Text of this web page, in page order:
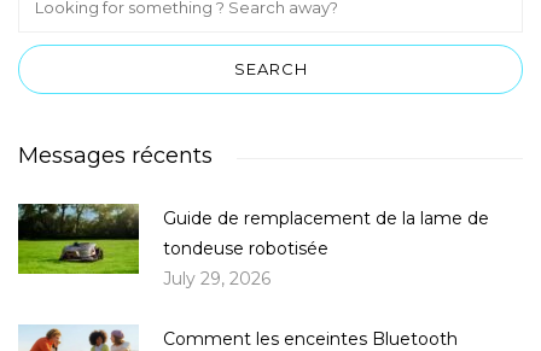
Messages récents
Guide de remplacement de la lame de
tondeuse robotisée
July 29, 2026
Comment les enceintes Bluetooth